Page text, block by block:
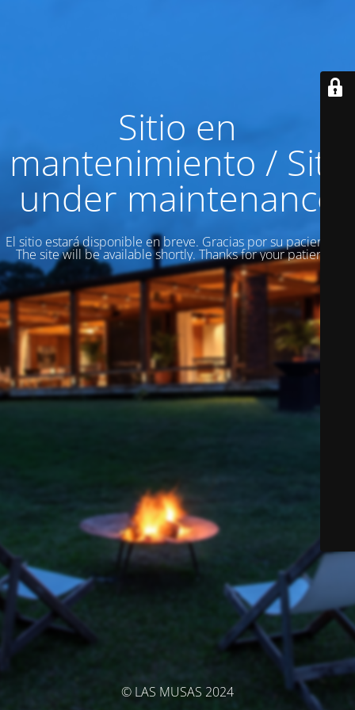
Sitio en
mantenimiento / Site
under maintenance
El sitio estará disponible en breve. Gracias por su paciencia! /
The site will be available shortly. Thanks for your patience!
© LAS MUSAS 2024